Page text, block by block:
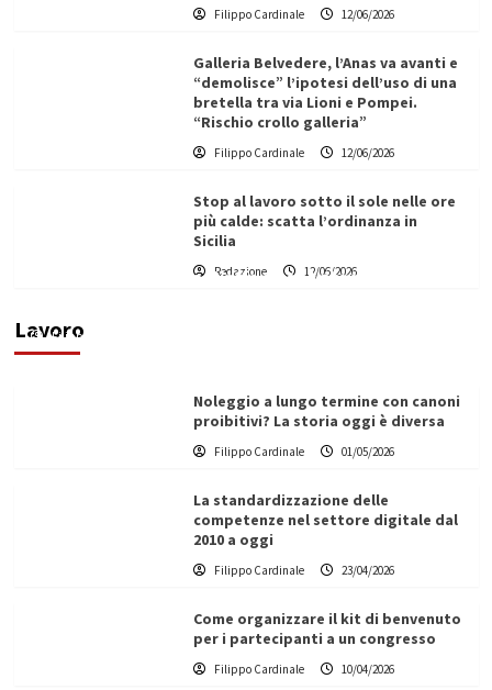
Filippo Cardinale 12/06/2026
Galleria Belvedere, l’Anas va avanti e
“demolisce” l’ipotesi dell’uso di una
bretella tra via Lioni e Pompei.
“Rischio crollo galleria”
Filippo Cardinale 12/06/2026
Stop al lavoro sotto il sole nelle ore
più calde: scatta l’ordinanza in
Sicilia
Redazione 12/06/2026
Lavoro
Vino in Italia: il giro d’affari contribuisce
Filippo Cardinale
Noleggio a lungo termine con canoni
proibitivi? La storia oggi è diversa
Filippo Cardinale 01/05/2026
La standardizzazione delle
competenze nel settore digitale dal
2010 a oggi
Filippo Cardinale 23/04/2026
Come organizzare il kit di benvenuto
per i partecipanti a un congresso
Filippo Cardinale 10/04/2026